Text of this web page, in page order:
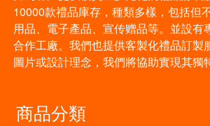
10000款禮品庫存，種類多樣，包括但
用品、電子產品、宣传赠品等。並設有
合作工廠。我們也提供客製化禮品訂製
圖片或設計理念，我們將協助實現其獨
商品分類